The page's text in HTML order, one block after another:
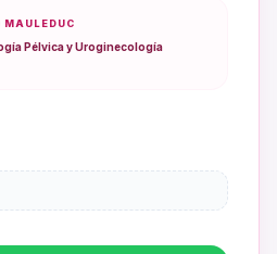
Pélvica y Uroginecología